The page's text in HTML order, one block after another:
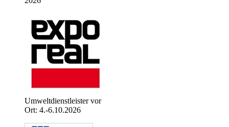
Umweltdienstleister vor
Ort: 4.-6.10.2026